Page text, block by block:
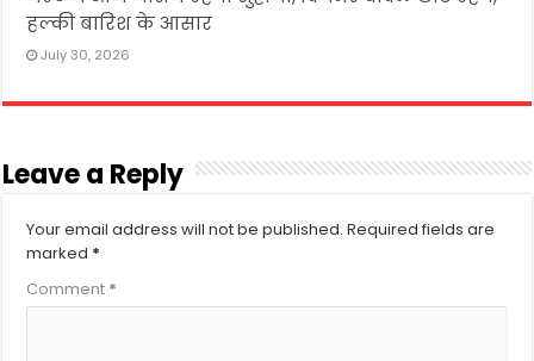
हल्की बारिश के आसार
July 30, 2026
Leave a Reply
Your email address will not be published. Required fields are
marked *
Comment *